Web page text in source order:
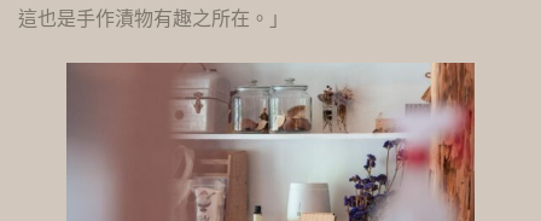
這也是手作漬物有趣之所在。」